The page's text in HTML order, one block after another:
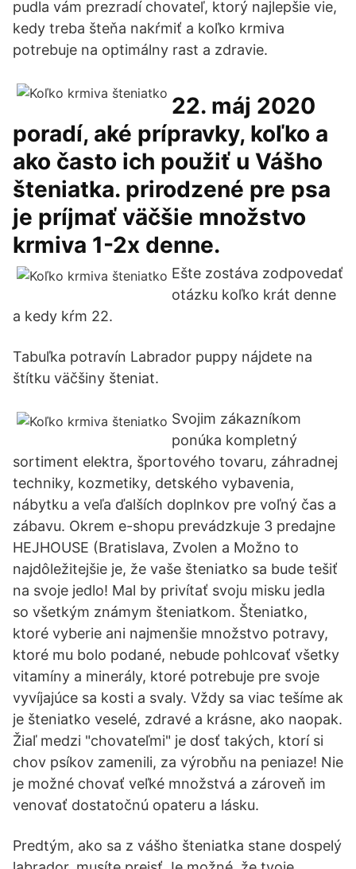
pudla vám prezradí chovateľ, ktorý najlepšie vie,
kedy treba šteňa nakŕmiť a koľko krmiva
potrebuje na optimálny rast a zdravie.
22. máj 2020
poradí, aké prípravky, koľko a
ako často ich použiť u Vášho
šteniatka. prirodzené pre psa
je príjmať väčšie množstvo
krmiva 1-2x denne.
Ešte zostáva zodpovedať
otázku koľko krát denne
a kedy kŕm 22.
Tabuľka potravín Labrador puppy nájdete na
štítku väčšiny šteniat.
Svojim zákazníkom
ponúka kompletný
sortiment elektra, športového tovaru, záhradnej
techniky, kozmetiky, detského vybavenia,
nábytku a veľa ďalších doplnkov pre voľný čas a
zábavu. Okrem e-shopu prevádzkuje 3 predajne
HEJHOUSE (Bratislava, Zvolen a Možno to
najdôležitejšie je, že vaše šteniatko sa bude tešiť
na svoje jedlo! Mal by privítať svoju misku jedla
so všetkým známym šteniatkom. Šteniatko,
ktoré vyberie ani najmenšie množstvo potravy,
ktoré mu bolo podané, nebude pohlcovať všetky
vitamíny a minerály, ktoré potrebuje pre svoje
vyvíjajúce sa kosti a svaly. Vždy sa viac tešíme ak
je šteniatko veselé, zdravé a krásne, ako naopak.
Žiaľ medzi "chovateľmi" je dosť takých, ktorí si
chov psíkov zamenili, za výrobňu na peniaze! Nie
je možné chovať veľké množstvá a zároveň im
venovať dostatočnú opateru a lásku.
Predtým, ako sa z vášho šteniatka stane dospelý